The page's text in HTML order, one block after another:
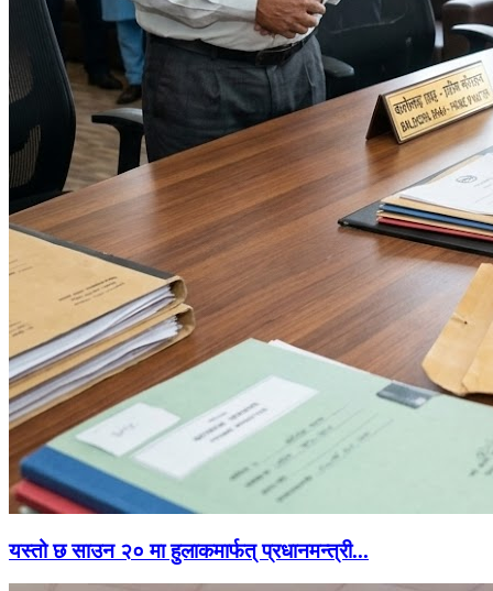
यस्तो छ साउन २० मा हुलाकमार्फत् प्रधानमन्त्री...